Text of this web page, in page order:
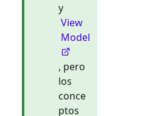
y
View
Model
, pero
los
conce
ptos